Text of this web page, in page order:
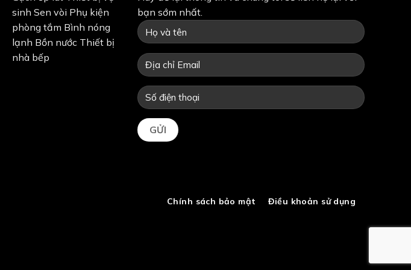
sinh Sen vòi Phụ kiện
phòng tắm Bình nóng
lạnh Bồn nước Thiết bị
nhà bếp
bạn sớm nhất.
Chính sách bảo mật Điều khoản sử dụng